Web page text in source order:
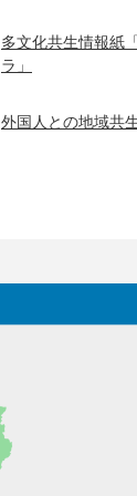
多文化共生情報紙
ラ」
外国人との地域共